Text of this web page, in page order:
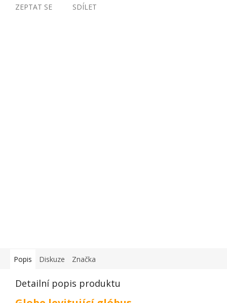
ZEPTAT SE SDÍLET
Popis Diskuze Značka
Detailní popis produktu